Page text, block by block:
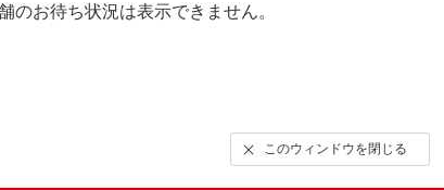
のお待ち状況は表示できません。
このウィンドウを閉じる